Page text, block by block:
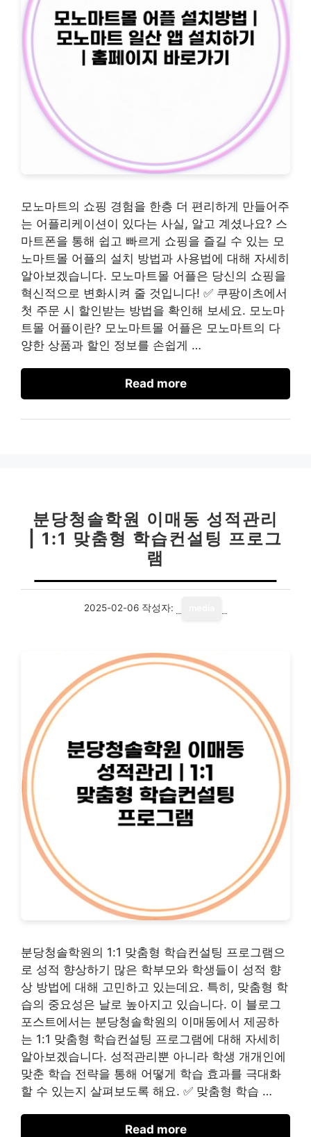
모노마트의 쇼핑 경험을 한층 더 편리하게 만들어주
는 어플리케이션이 있다는 사실, 알고 계셨나요? 스
마트폰을 통해 쉽고 빠르게 쇼핑을 즐길 수 있는 모
노마트몰 어플의 설치 방법과 사용법에 대해 자세히
알아보겠습니다. 모노마트몰 어플은 당신의 쇼핑을
혁신적으로 변화시켜 줄 것입니다! ✅ 쿠팡이츠에서
첫 주문 시 할인받는 방법을 확인해 보세요. 모노마
트몰 어플이란? 모노마트몰 어플은 모노마트의 다
양한 상품과 할인 정보를 손쉽게 …
Read more
분당청솔학원 이매동 성적관리
| 1:1 맞춤형 학습컨설팅 프로그
램
2025-02-06 작성자:
분당청솔학원의 1:1 맞춤형 학습컨설팅 프로그램으
로 성적 향상하기 많은 학부모와 학생들이 성적 향
상 방법에 대해 고민하고 있는데요. 특히, 맞춤형 학
습의 중요성은 날로 높아지고 있습니다. 이 블로그
포스트에서는 분당청솔학원의 이매동에서 제공하
는 1:1 맞춤형 학습컨설팅 프로그램에 대해 자세히
알아보겠습니다. 성적관리뿐 아니라 학생 개개인에
맞춘 학습 전략을 통해 어떻게 학습 효과를 극대화
할 수 있는지 살펴보도록 해요. ✅ 맞춤형 학습 …
Read more